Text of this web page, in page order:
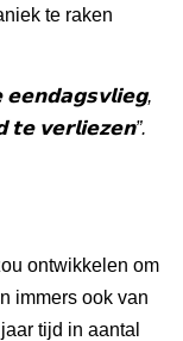
te raken
𝗲𝗲𝗻𝗱𝗮𝗴𝘀𝘃𝗹𝗶𝗲𝗴,
𝘃𝗲𝗿𝗹𝗶𝗲𝘇𝗲𝗻”.
ontwikkelen om
immers ook van
tijd in aantal